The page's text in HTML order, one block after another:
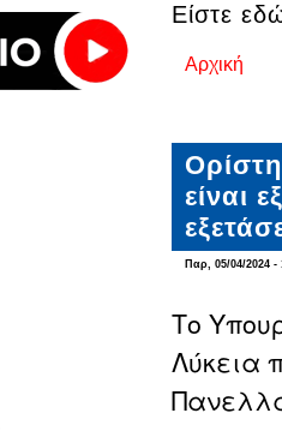
Είστε
Αρχική
είναι
Παρ, 05/04/2024 -
Το
Λύκεια